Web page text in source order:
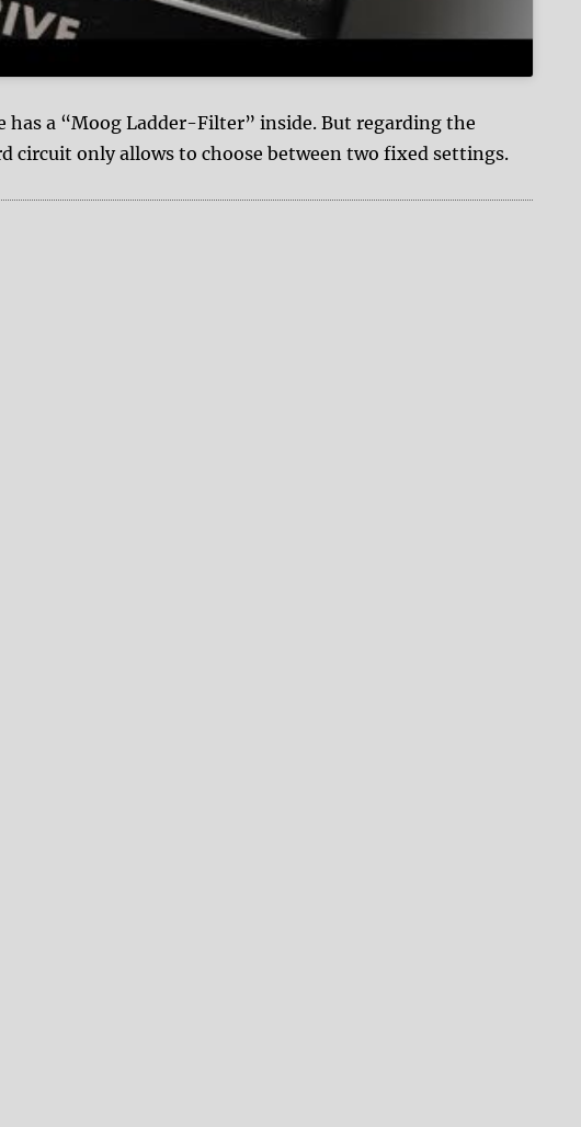
has a “Moog Ladder-Filter” inside. But regarding the
circuit only allows to choose between two fixed settings.
RESONANCE MOD – ladder filter Demo video”